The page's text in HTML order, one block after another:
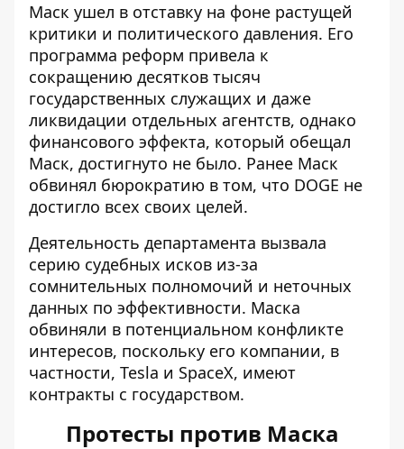
Маск ушел в отставку на фоне растущей
критики и политического давления. Его
программа реформ привела к
сокращению десятков тысяч
государственных служащих и даже
ликвидации отдельных агентств, однако
финансового эффекта, который обещал
Маск, достигнуто не было. Ранее Маск
обвинял бюрократию в том, что DOGE не
достигло всех своих целей.
Деятельность департамента вызвала
серию судебных исков из-за
сомнительных полномочий и неточных
данных по эффективности. Маска
обвиняли в потенциальном конфликте
интересов, поскольку его компании, в
частности, Tesla и SpaceX, имеют
контракты с государством.
Протесты против Маска